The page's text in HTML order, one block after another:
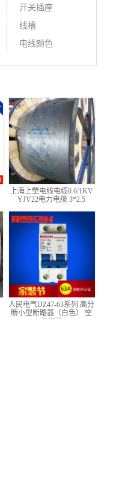
开关插座
线槽
电线颜色
上海上塑电线电缆0.6/1KV
YJV22电力电缆 3*2.5
人民电气DZ47-63系列 高分
断小型断路器（白色） 空